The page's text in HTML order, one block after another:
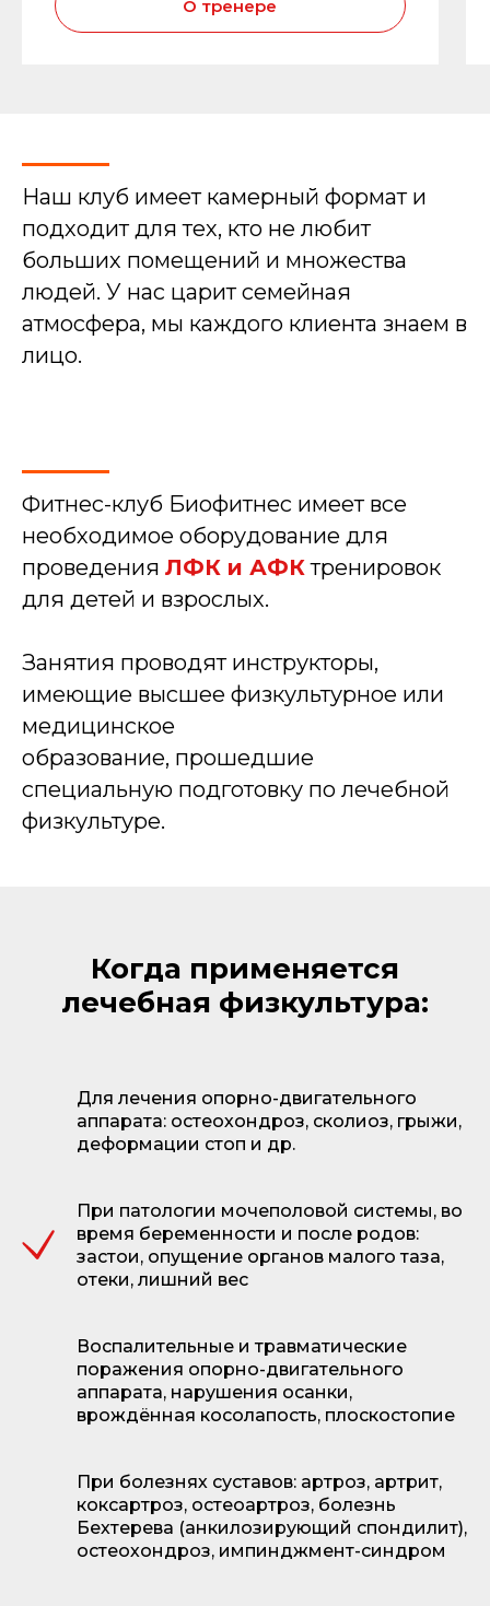
О тренере
Наш клуб имеет камерный формат и
подходит для тех, кто не любит
больших помещений и множества
людей. У нас царит семейная
атмосфера, мы каждого клиента знаем в
лицо.
Фитнес-клуб Биофитнес имеет все
необходимое оборудование для
проведения ЛФК и АФКтренировок
для детей и взрослых.
Занятия проводят инструкторы,
имеющие высшее физкультурное или
медицинское
образование, прошедшие
специальную подготовку по лечебной
физкультуре.
Когда применяется
лечебная физкультура:
Для лечения опорно-двигательного
аппарата: остеохондроз, сколиоз, грыжи,
деформации стоп и др.
При патологии мочеполовой системы, во
время беременности и после родов:
застои, опущение органов малого таза,
отеки, лишний вес
Воспалительные и травматические
поражения опорно-двигательного
аппарата, нарушения осанки,
врождённая косолапость, плоскостопие
При болезнях суставов: артроз, артрит,
коксартроз, остеоартроз, болезнь
Бехтерева (анкилозирующий спондилит),
остеохондроз, импинджмент-синдром